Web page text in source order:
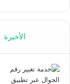
الأخيرة